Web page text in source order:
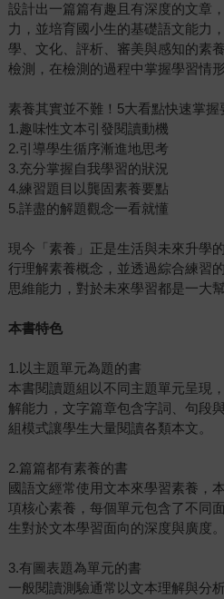
設計出一篇篇有趣且有深度的文章
力，並培育國小生的基礎語文能力
學、文化、評析、審美與感知的素
檢測，在檢測的過程中掌握學習情
素養其實並不難！5大看點快速掌握
1.趣味性文本引發閱讀動機
2.引導學生循序漸進地思考
3.充分掌握自我學習的狀況
4.練習題目以龔固素養要點
5.詳盡的解題觀念一看就懂
現今「素養」正是生活與未來升學
行理解素養概念，並透過綜合練習
思維能力，對於未來學習都是一大幫
本書特色
1.以主題單元為題的書
本書閱讀題組以不同主題單元呈現
解能力，文字篇章包含字詞、句段
組模式讓學生大量閱讀各類本文。
2.篇篇都有素養的書
國語文經常使用文本來學習素養，
項核心素養，每個單元包含了不同
生對於文本學習面向的深度與廣度。
3.有圖表題為單元的書
一般閱讀測驗通常以文本理解與分